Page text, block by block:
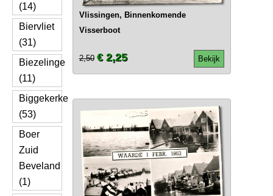
(14)
Biervliet
(31)
Biezelinge
(11)
Biggekerke
(53)
Boer
Zuid
Beveland
(1)
Vlissingen, Binnenkomende
Visserboot
Bekijk
2,50 € 2,25